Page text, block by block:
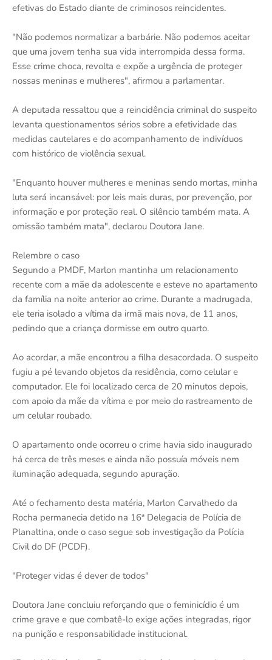
efetivas do Estado diante de criminosos reincidentes.
"Não podemos normalizar a barbárie. Não podemos aceitar
que uma jovem tenha sua vida interrompida dessa forma.
Esse crime choca, revolta e expõe a urgência de proteger
nossas meninas e mulheres", afirmou a parlamentar.
A deputada ressaltou que a reincidência criminal do suspeito
levanta questionamentos sérios sobre a efetividade das
medidas cautelares e do acompanhamento de indivíduos
com histórico de violência sexual.
"Enquanto houver mulheres e meninas sendo mortas, minha
luta será incansável: por leis mais duras, por prevenção, por
informação e por proteção real. O silêncio também mata. A
omissão também mata", declarou Doutora Jane.
Relembre o caso
Segundo a PMDF, Marlon mantinha um relacionamento
recente com a mãe da adolescente e esteve no apartamento
da família na noite anterior ao crime. Durante a madrugada,
ele teria isolado a vítima da irmã mais nova, de 11 anos,
pedindo que a criança dormisse em outro quarto.
Ao acordar, a mãe encontrou a filha desacordada. O suspeito
fugiu a pé levando objetos da residência, como celular e
computador. Ele foi localizado cerca de 20 minutos depois,
com apoio da mãe da vítima e por meio do rastreamento de
um celular roubado.
O apartamento onde ocorreu o crime havia sido inaugurado
há cerca de três meses e ainda não possuía móveis nem
iluminação adequada, segundo apuração.
Até o fechamento desta matéria, Marlon Carvalhedo da
Rocha permanecia detido na 16ª Delegacia de Polícia de
Planaltina, onde o caso segue sob investigação da Polícia
Civil do DF (PCDF).
"Proteger vidas é dever de todos"
Doutora Jane concluiu reforçando que o feminicídio é um
crime grave e que combatê-lo exige ações integradas, rigor
na punição e responsabilidade institucional.